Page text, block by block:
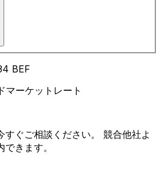
BEF
ーケットレート
ぐご相談ください。 競合他社よ
きます。